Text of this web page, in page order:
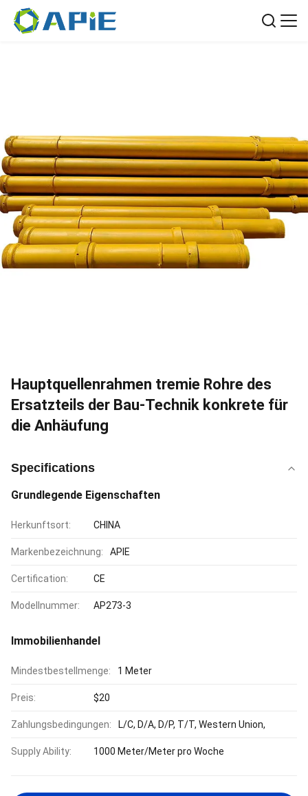
Hauptquellenrahmen tremie Rohre des
Ersatzteils der Bau-Technik konkrete für
die Anhäufung
Specifications
Grundlegende Eigenschaften
Herkunftsort: CHINA
Markenbezeichnung: APIE
Certification: CE
Modellnummer: AP273-3
Immobilienhandel
Mindestbestellmenge: 1 Meter
Preis: $20
Zahlungsbedingungen: L/C, D/A, D/P, T/T, Western Union,
Supply Ability: 1000 Meter/Meter pro Woche